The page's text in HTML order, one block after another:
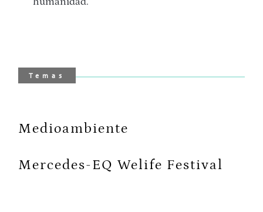
Temas
Medioambiente
Mercedes-EQ Welife Festival